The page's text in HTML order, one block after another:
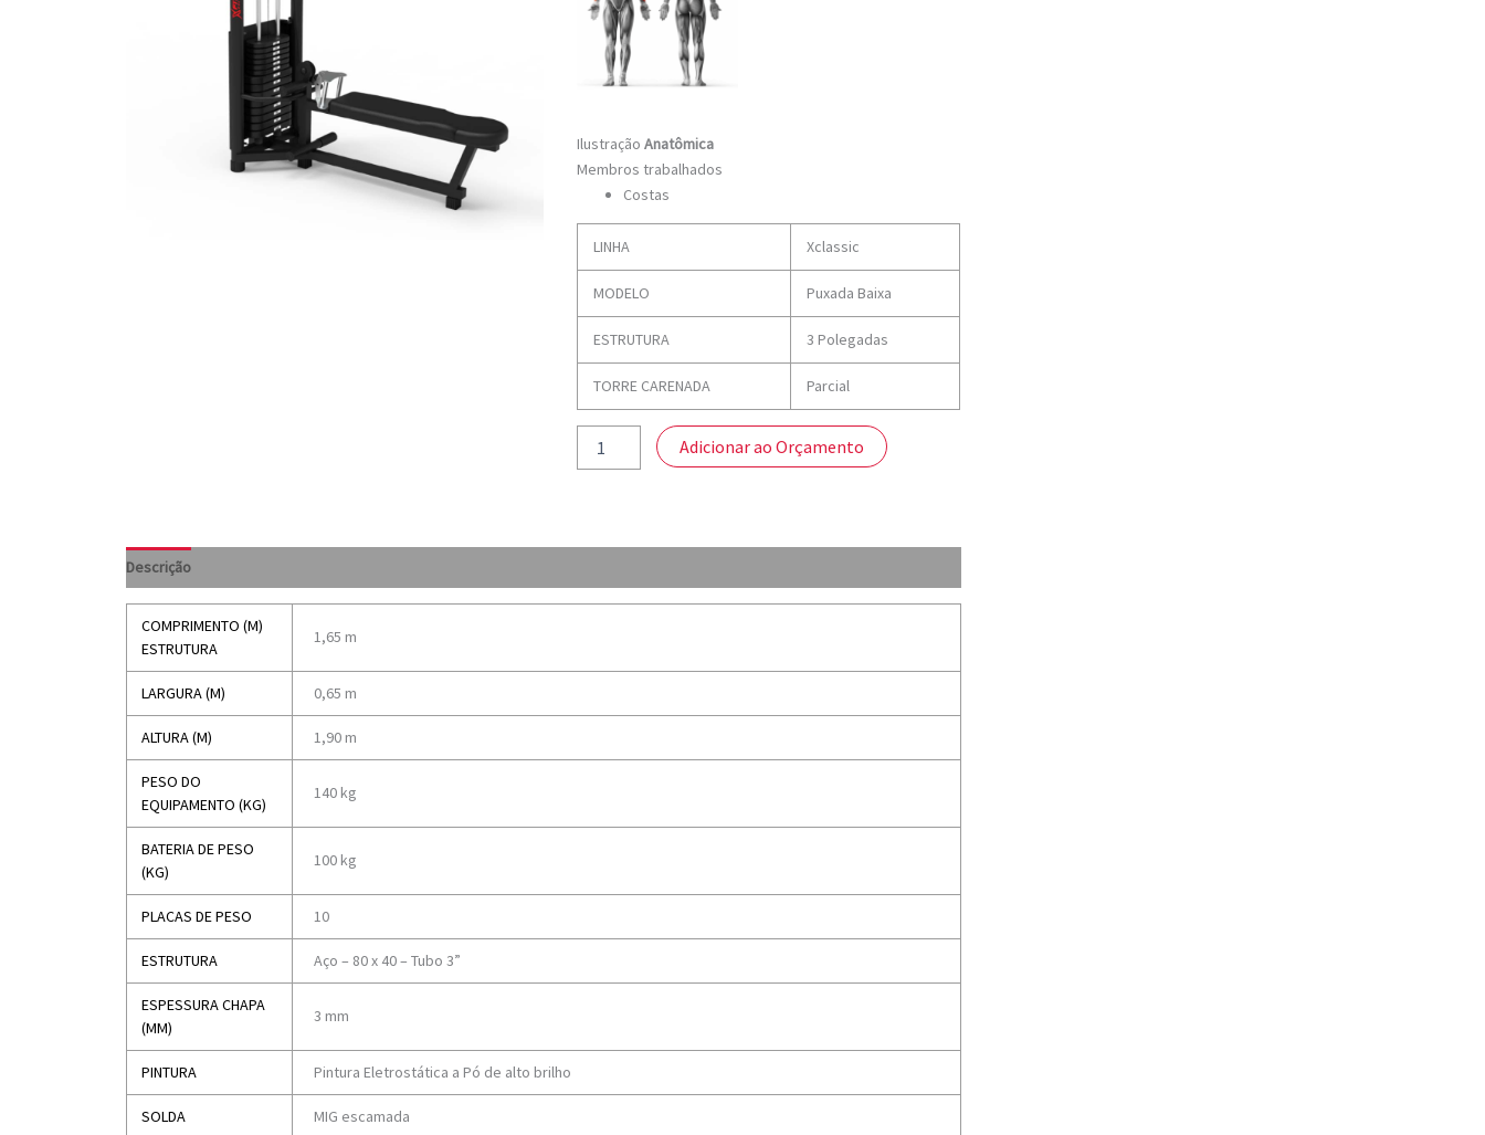
IlustraçãoAnatômica
Membros trabalhados
Costas
LINHA Xclassic
MODELO Puxada Baixa
ESTRUTURA 3 Polegadas
TORRE CARENADA Parcial
Adicionar ao Orçamento
Descrição
COMPRIMENTO (M)
ESTRUTURA
1,65 m
LARGURA (M) 0,65 m
ALTURA (M) 1,90 m
PESO DO
EQUIPAMENTO (KG)
140 kg
BATERIA DE PESO
(KG)
100 kg
PLACAS DE PESO 10
ESTRUTURA Aço – 80 x 40 – Tubo 3”
ESPESSURA CHAPA
(MM)
3 mm
PINTURA Pintura Eletrostática a Pó de alto brilho
SOLDA MIG escamada